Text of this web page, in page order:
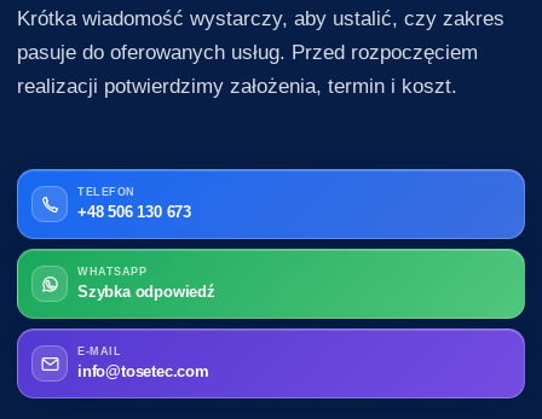
Krótka wiadomość wystarczy, aby ustalić, czy zakres
pasuje do oferowanych usług. Przed rozpoczęciem
realizacji potwierdzimy założenia, termin i koszt.
TELEFON
+48 506 130 673
WHATSAPP
Szybka odpowiedź
E-MAIL
info@tosetec.com